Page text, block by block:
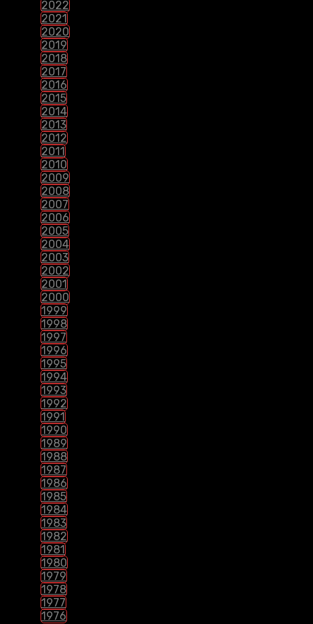
2022
2021
2020
2019
2018
2017
2016
2015
2014
2013
2012
2011
2010
2009
2008
2007
2006
2005
2004
2003
2002
2001
2000
1999
1998
1997
1996
1995
1994
1993
1992
1991
1990
1989
1988
1987
1986
1985
1984
1983
1982
1981
1980
1979
1978
1977
1976